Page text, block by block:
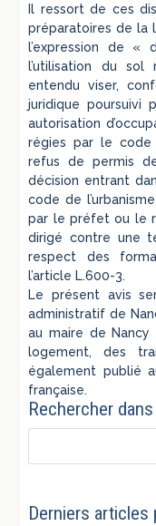
Il ressort de ces
préparatoires de la
l’expression de «
l’utilisation du
entendu viser,
juridique poursuivi
autorisation
régies par le code
refus de permis
décision entrant
code de
par le préfet ou le
dirigé contre une
respect des
l’article L.600-3.
Le présent avis
administratif de
au maire de Nancy
logement, des
également publié
française.
Rechercher
Derniers articles